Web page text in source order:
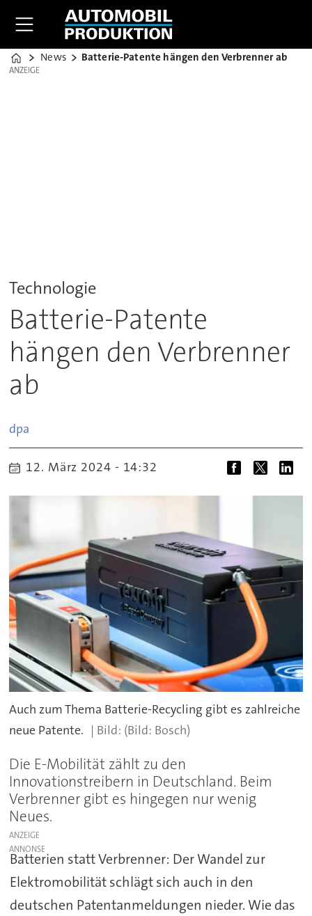
Home
News Batterie-Patente hängen den Verbrenner ab
ANZEIGE
ANZEIGE
Technologie
Batterie-Patente
hängen den Verbrenner
ab
dpa
12. März 2024 - 14:32
Auch zum Thema Batterie-Recycling gibt es zahlreiche
neue Patente.
(Bild: Bosch)
Die E-Mobilität zählt zu den
Innovationstreibern in Deutschland. Beim
Verbrenner gibt es hingegen nur wenig
Neues.
ANZEIGE
Batterien statt Verbrenner: Der Wandel zur
Elektromobilität schlägt sich auch in den
deutschen Patentanmeldungen nieder. Wie das